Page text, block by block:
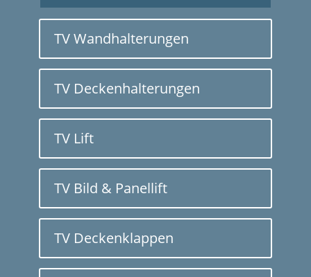
TV Wandhalterungen
TV Deckenhalterungen
TV Lift
TV Bild & Panellift
TV Deckenklappen